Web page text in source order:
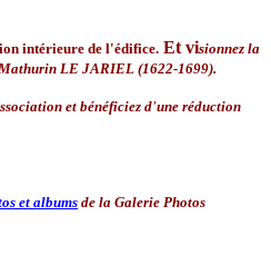
intérieure de l'édifice. Et visionnez la
LE JARIEL (1622-1699).
et bénéficiez d'une réduction
et albumsde la Galerie Photos